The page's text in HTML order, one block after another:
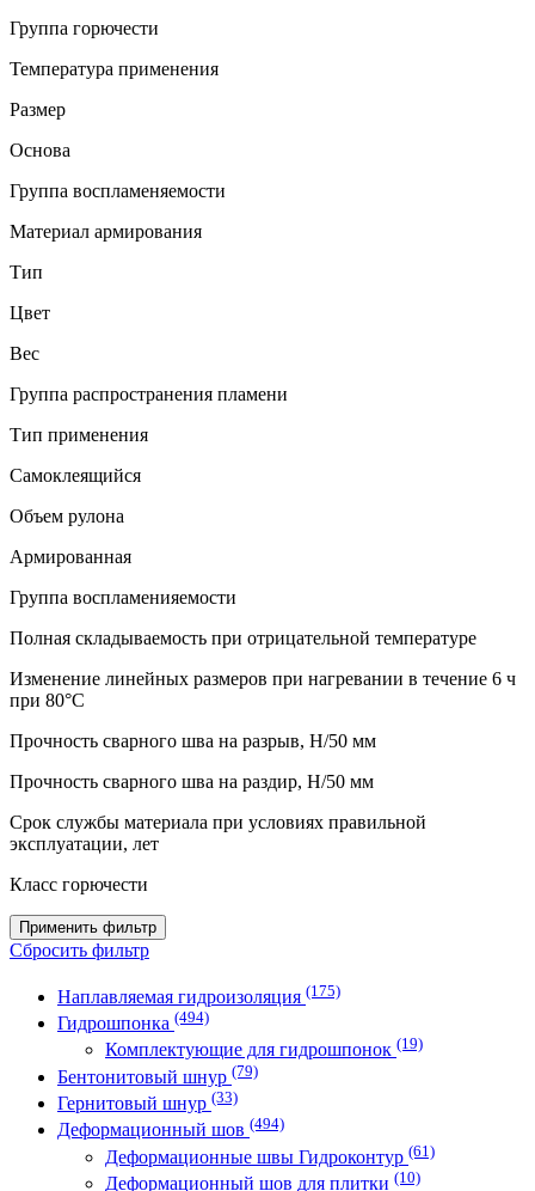
Группа горючести
Температура применения
Размер
Основа
Группа воспламеняемости
Материал армирования
Тип
Цвет
Вес
Группа распространения пламени
Тип применения
Самоклеящийся
Объем рулона
Армированная
Группа воспламенияемости
Полная складываемость при отрицательной температуре
Изменение линейных размеров при нагревании в течение 6 ч
при 80°C
Прочность сварного шва на разрыв, H/50 мм
Прочность сварного шва на раздир, H/50 мм
Срок службы материала при условиях правильной
эксплуатации, лет
Класс горючести
Применить фильтр
Сбросить фильтр
Наплавляемая гидроизоляция (175)
Гидрошпонка (494)
Комплектующие для гидрошпонок (19)
Бентонитовый шнур (79)
Гернитовый шнур (33)
Деформационный шов (494)
Деформационные швы Гидроконтур (61)
Деформационный шов для плитки (10)